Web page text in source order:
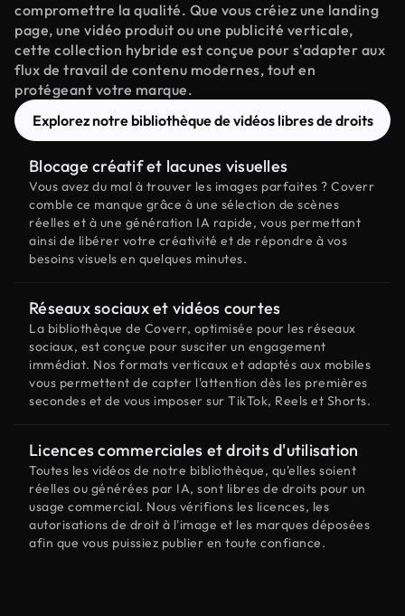
compromettre la qualité. Que vous créiez une landing
page, une vidéo produit ou une publicité verticale,
cette collection hybride est conçue pour s'adapter aux
flux de travail de contenu modernes, tout en
protégeant votre marque.
Explorez notre bibliothèque de vidéos libres de droits
Blocage créatif et lacunes visuelles
Vous avez du mal à trouver les images parfaites ? Coverr
comble ce manque grâce à une sélection de scènes
réelles et à une génération IA rapide, vous permettant
ainsi de libérer votre créativité et de répondre à vos
besoins visuels en quelques minutes.
Réseaux sociaux et vidéos courtes
La bibliothèque de Coverr, optimisée pour les réseaux
sociaux, est conçue pour susciter un engagement
immédiat. Nos formats verticaux et adaptés aux mobiles
vous permettent de capter l'attention dès les premières
secondes et de vous imposer sur TikTok, Reels et Shorts.
Licences commerciales et droits d'utilisation
Toutes les vidéos de notre bibliothèque, qu'elles soient
réelles ou générées par IA, sont libres de droits pour un
usage commercial. Nous vérifions les licences, les
autorisations de droit à l'image et les marques déposées
afin que vous puissiez publier en toute confiance.